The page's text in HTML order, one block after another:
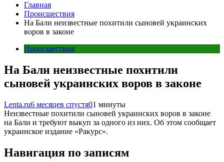
Главная
Происшествия
На Бали неизвестные похитили сыновей украинских
воров в законе
Происшествия
На Бали неизвестные похитили
сыновей украинских воров в законе
Lenta.ru6 месяцев спустя01 минуты
Неизвестные похитили сыновей украинских воров в законе
на Бали и требуют выкуп за одного из них. Об этом сообщает
украинское издание «Ракурс».
Навигация по записям